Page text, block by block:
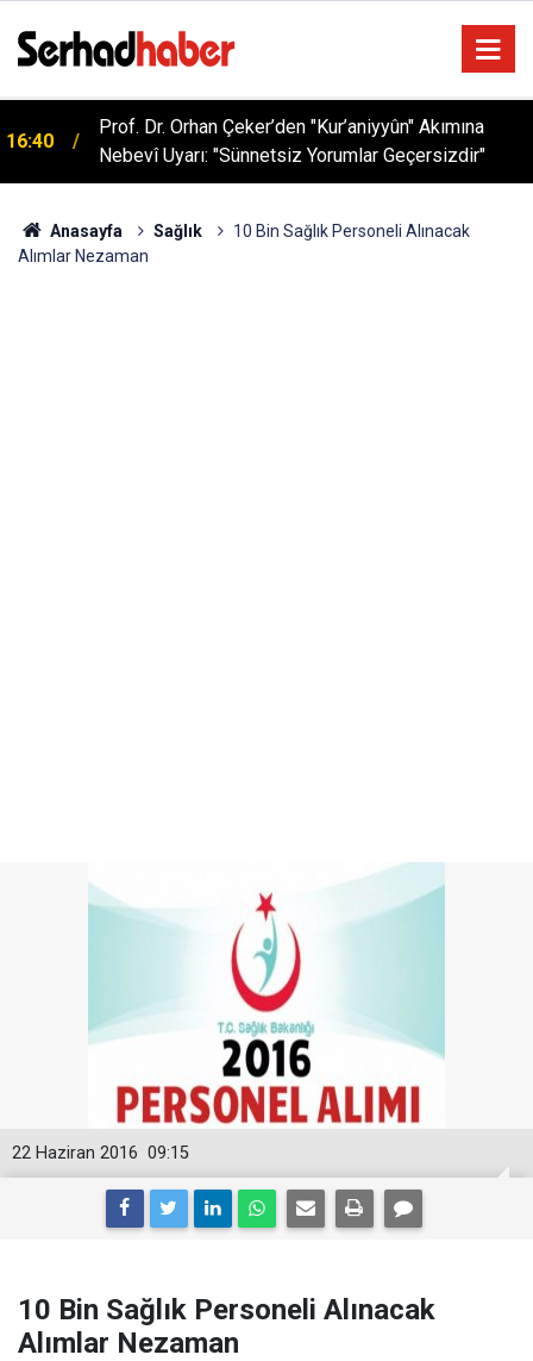
16:40
Prof. Dr. Orhan Çeker’den "Kur’aniyyûn" Akımına
Nebevî Uyarı: "Sünnetsiz Yorumlar Geçersizdir"
Anasayfa Sağlık
10 Bin Sağlık Personeli Alınacak
Alımlar Nezaman
09:15
22 Haziran 2016
10 Bin Sağlık Personeli Alınacak
Alımlar Nezaman